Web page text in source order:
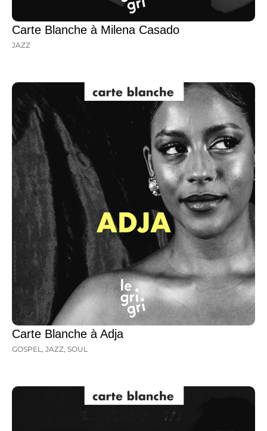
Carte Blanche à Milena Casado
JAZZ
Carte Blanche à Adja
GOSPEL, JAZZ, SOUL